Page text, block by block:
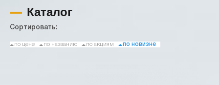
Каталог
Сортировать:
по цене по названию по акциям по новизне